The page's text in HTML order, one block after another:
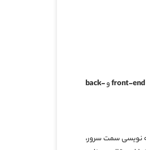
front-endوback-
نویسی سمت سرور،